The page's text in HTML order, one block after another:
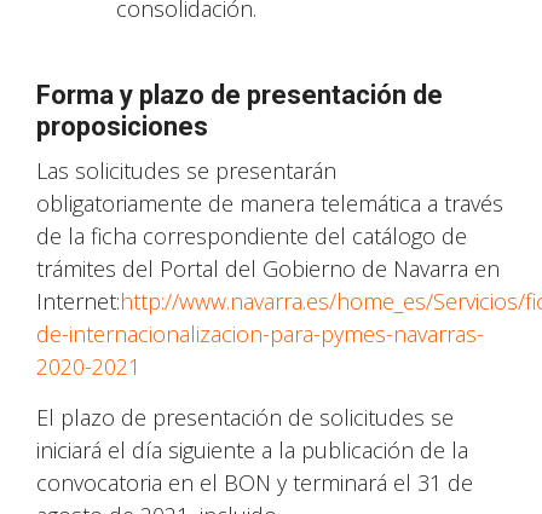
consolidación.
Forma y plazo de presentación de
proposiciones
Las solicitudes se presentarán
obligatoriamente de manera telemática a través
de la ficha correspondiente del catálogo de
trámites del Portal del Gobierno de Navarra en
Internet:http://www.navarra.es/home_es/Servicios/
de-internacionalizacion-para-pymes-navarras-
2020-2021
El plazo de presentación de solicitudes se
iniciará el día siguiente a la publicación de la
convocatoria en el BON y terminará el 31 de